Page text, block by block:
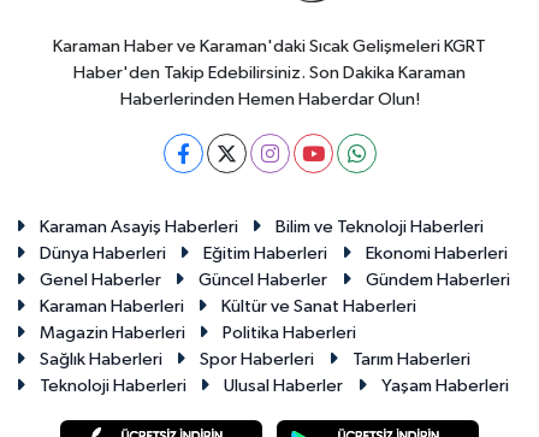
Karaman Haber ve Karaman'daki Sıcak Gelişmeleri KGRT
Haber'den Takip Edebilirsiniz. Son Dakika Karaman
Haberlerinden Hemen Haberdar Olun!
Karaman Asayiş Haberleri
Bilim ve Teknoloji Haberleri
Dünya Haberleri
Eğitim Haberleri
Ekonomi Haberleri
Genel Haberler
Güncel Haberler
Gündem Haberleri
Karaman Haberleri
Kültür ve Sanat Haberleri
Magazin Haberleri
Politika Haberleri
Sağlık Haberleri
Spor Haberleri
Tarım Haberleri
Teknoloji Haberleri
Ulusal Haberler Yaşam Haberleri